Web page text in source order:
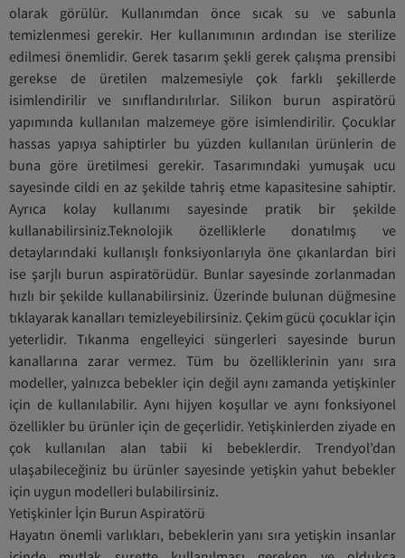
olarak görülür. Kullanımdan önce sıcak su ve sabunla
temizlenmesi gerekir. Her kullanımının ardından ise sterilize
edilmesi önemlidir. Gerek tasarım şekli gerek çalışma prensibi
gerekse de üretilen malzemesiyle çok farklı şekillerde
isimlendirilir ve sınıflandırılırlar. Silikon burun aspiratörü
yapımında kullanılan malzemeye göre isimlendirilir. Çocuklar
hassas yapıya sahiptirler bu yüzden kullanılan ürünlerin de
buna göre üretilmesi gerekir. Tasarımındaki yumuşak ucu
sayesinde cildi en az şekilde tahriş etme kapasitesine sahiptir.
Ayrıca kolay kullanımı sayesinde pratik bir şekilde
kullanabilirsiniz.Teknolojik özelliklerle donatılmış ve
detaylarındaki kullanışlı fonksiyonlarıyla öne çıkanlardan biri
ise şarjlı burun aspiratörüdür. Bunlar sayesinde zorlanmadan
hızlı bir şekilde kullanabilirsiniz. Üzerinde bulunan düğmesine
tıklayarak kanalları temizleyebilirsiniz. Çekim gücü çocuklar için
yeterlidir. Tıkanma engelleyici süngerleri sayesinde burun
kanallarına zarar vermez. Tüm bu özelliklerinin yanı sıra
modeller, yalnızca bebekler için değil aynı zamanda yetişkinler
için de kullanılabilir. Aynı hijyen koşullar ve aynı fonksiyonel
özellikler bu ürünler için de geçerlidir. Yetişkinlerden ziyade en
çok kullanılan alan tabii ki bebeklerdir. Trendyol’dan
ulaşabileceğiniz bu ürünler sayesinde yetişkin yahut bebekler
için uygun modelleri bulabilirsiniz.
Yetişkinler İçin Burun Aspiratörü
Hayatın önemli varlıkları, bebeklerin yanı sıra yetişkin insanlar